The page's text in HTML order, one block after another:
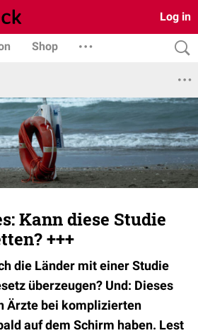
Log in
Shop
Kann diese Studie
+++
die Länder mit einer Studie
überzeugen? Und: Dieses
Ärzte bei komplizierten
auf dem Schirm haben. Lest